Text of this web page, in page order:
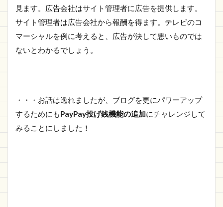
り付け
る
さい
ごに
見ます。広告会社はサイト管理者に広告を提供します。
サイト管理者は広告会社から報酬を得ます。テレビのコ
マーシャルを例に考えると、広告が決して悪いものでは
ないとわかるでしょう。
・・・お話は逸れましたが、ブログを更にパワーアップ
するためにもPayPay投げ銭機能の追加にチャレンジして
みることにしました！